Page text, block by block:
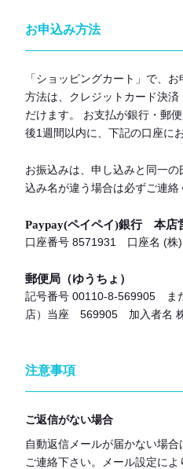
お申込み方法
「ショッピングカート」で、
方法は、クレジットカード決
だけます。 お支払が銀行・郵
後1週間以内に、下記の口座に
お振込みは、申し込みと同一
込み名が違う場合は必ずご連絡
Paypay(ペイペイ)銀行 本
口座番号 8571931 口座名 (株)
郵便局（ゆうちょ）
記号番号 00110-8-569905 ま
店）当座 569905 加入者名
注意事項
ご返信がない場合
自動返信メールが届かない場
ご連絡下さい。メール設定に